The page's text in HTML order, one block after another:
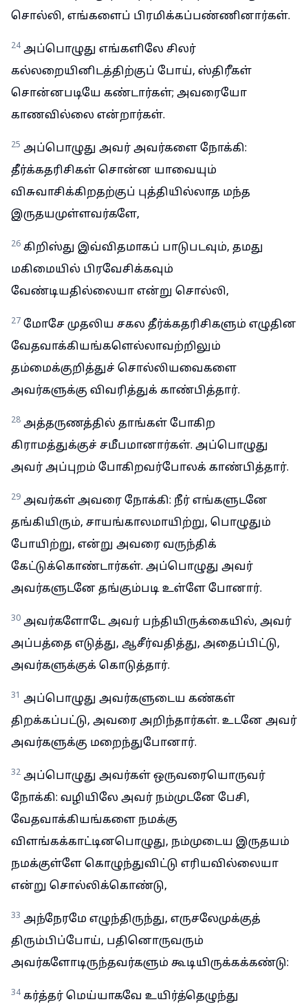
சொல்லி, எங்களைப் பிரமிக்கப்பண்ணினார்கள்.
24 அப்பொழுது எங்களிலே சிலர்
கல்லறையினிடத்திற்குப் போய், ஸ்திரீகள்
சொன்னபடியே கண்டார்கள்; அவரையோ
காணவில்லை என்றார்கள்.
25 அப்பொழுது அவர் அவர்களை நோக்கி:
தீர்க்கதரிசிகள் சொன்ன யாவையும்
விசுவாசிக்கிறதற்குப் புத்தியில்லாத மந்த
இருதயமுள்ளவர்களே,
26 கிறிஸ்து இவ்விதமாகப் பாடுபடவும், தமது
மகிமையில் பிரவேசிக்கவும்
வேண்டியதில்லையா என்று சொல்லி,
27 மோசே முதலிய சகல தீர்க்கதரிசிகளும் எழுதின
வேதவாக்கியங்களெல்லாவற்றிலும்
தம்மைக்குறித்துச் சொல்லியவைகளை
அவர்களுக்கு விவரித்துக் காண்பித்தார்.
28 அத்தருணத்தில் தாங்கள் போகிற
கிராமத்துக்குச் சமீபமானார்கள். அப்பொழுது
அவர் அப்புறம் போகிறவர்போலக் காண்பித்தார்.
29 அவர்கள் அவரை நோக்கி: நீர் எங்களுடனே
தங்கியிரும், சாயங்காலமாயிற்று, பொழுதும்
போயிற்று, என்று அவரை வருந்திக்
கேட்டுக்கொண்டார்கள். அப்பொழுது அவர்
அவர்களுடனே தங்கும்படி உள்ளே போனார்.
30 அவர்களோடே அவர் பந்தியிருக்கையில், அவர்
அப்பத்தை எடுத்து, ஆசீர்வதித்து, அதைப்பிட்டு,
அவர்களுக்குக் கொடுத்தார்.
31 அப்பொழுது அவர்களுடைய கண்கள்
திறக்கப்பட்டு, அவரை அறிந்தார்கள். உடனே அவர்
அவர்களுக்கு மறைந்துபோனார்.
32 அப்பொழுது அவர்கள் ஒருவரையொருவர்
நோக்கி: வழியிலே அவர் நம்முடனே பேசி,
வேதவாக்கியங்களை நமக்கு
விளங்கக்காட்டினபொழுது, நம்முடைய இருதயம்
நமக்குள்ளே கொழுந்துவிட்டு எரியவில்லையா
என்று சொல்லிக்கொண்டு,
33 அந்நேரமே எழுந்திருந்து, எருசலேமுக்குத்
திரும்பிப்போய், பதினொருவரும்
அவர்களோடிருந்தவர்களும் கூடியிருக்கக்கண்டு:
34 கர்த்தர் மெய்யாகவே உயிர்த்தெழுந்து